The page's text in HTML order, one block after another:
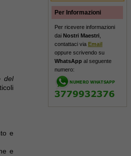
Per Informazioni
Per ricevere informazioni
dai Nostri Maestri,
contattaci via Email
oppure scrivendo su
WhatsApp al seguente
numero:
del
e
e